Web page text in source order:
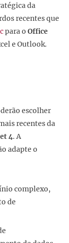
da
recentes que
para o Office
e Outlook.
escolher
recentes da
4. A
adapte o
complexo,
de